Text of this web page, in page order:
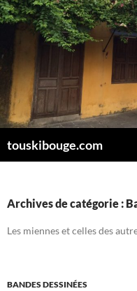
Aller
au
touskibouge.com
Archives de catégorie :
Les miennes et celles des
BANDES DESSINÉES